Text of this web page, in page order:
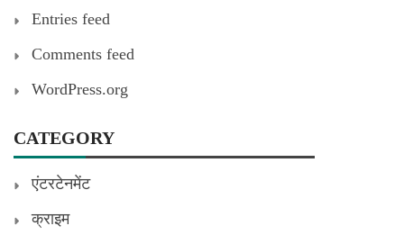
Entries feed
Comments feed
WordPress.org
CATEGORY
एंटरटेनमेंट
क्राइम